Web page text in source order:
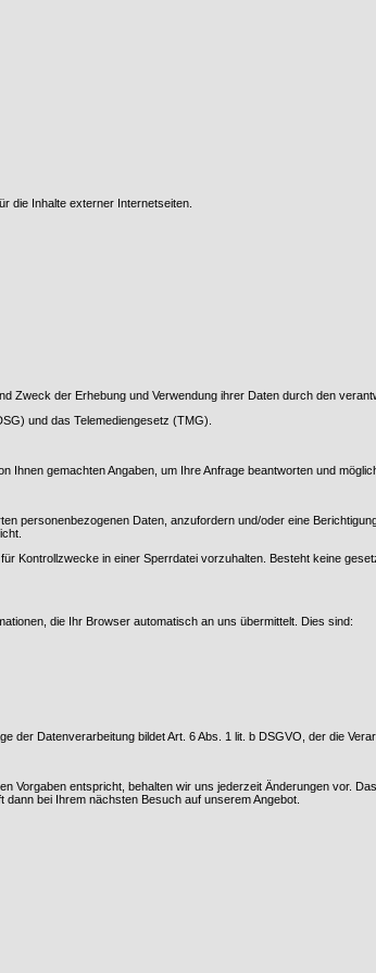
die Inhalte externer Internetseiten.
Zweck der Erhebung und Verwendung ihrer Daten durch den
und das Telemediengesetz (TMG).
gemachten Angaben, um Ihre Anfrage beantworten und
personenbezogenen Daten, anzufordern und/oder eine
Kontrollzwecke in einer Sperrdatei vorzuhalten. Besteht keine
die Ihr Browser automatisch an uns übermittelt. Dies sind:
der Datenverarbeitung bildet Art. 6 Abs. 1 lit. b DSGVO, der die
entspricht, behalten wir uns jederzeit Änderungen vor.
bei Ihrem nächsten Besuch auf unserem Angebot.